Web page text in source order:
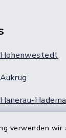
verwenden wir
Padenstedt